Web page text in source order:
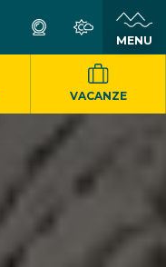
MENU
VACANZE